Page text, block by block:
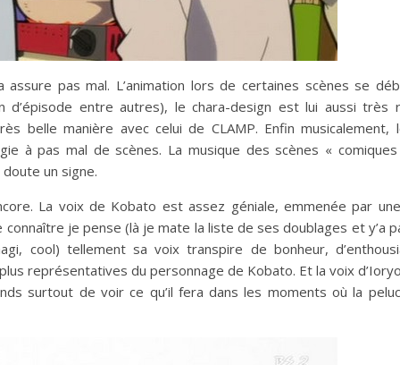
assure pas mal. L’animation lors de certaines scènes se
d’épisode entre autres), le chara-design est lui aussi très
belle manière avec celui de CLAMP. Enfin musicalement,
à pas mal de scènes. La musique des scènes «
un signe.
La voix de Kobato est assez géniale, emmenée par
je pense (là je mate la liste de ses doublages et y’a
cool) tellement sa voix transpire de bonheur,
représentatives du personnage de Kobato. Et la voix
surtout de voir ce qu’il fera dans les moments où la